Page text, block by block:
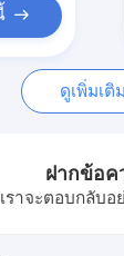
อป
ดูเพิ่มเติม
ฝากข้อค
เราจะตอบกลับอ